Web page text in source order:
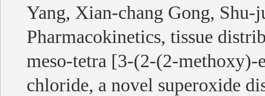
Yang, Xian-chang Gong, Shu-
Pharmacokinetics, tissue
meso-tetra [3-(2-(2-
chloride, a novel superoxide